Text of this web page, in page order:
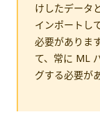
けしたデータ
インポートし
必要がありま
て、常に ML
グする必要が